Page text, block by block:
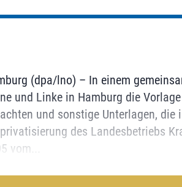
(dpa/lno) – In einem
und Linke in Hamburg die
und sonstige Unterlagen, die
des Landesbetriebs
vom...